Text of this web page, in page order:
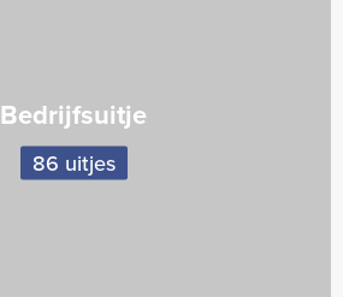
Bedrijfsuitje
86 uitjes